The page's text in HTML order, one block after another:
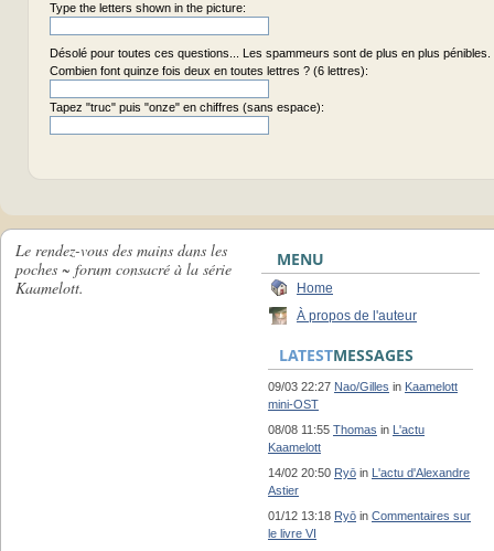
Type the letters shown in the picture:
Désolé pour toutes ces questions... Les spammeurs sont de plus en plus pénibles.
Combien font quinze fois deux en toutes lettres ? (6 lettres):
Tapez "truc" puis "onze" en chiffres (sans espace):
Le rendez-vous des mains dans les
poches ~ forum consacré à la série
Kaamelott.
MENU
Home
À propos de l'auteur
LATESTMESSAGES
09/03 22:27 Nao/Gilles in Kaamelott
mini-OST
08/08 11:55 Thomas in L'actu
Kaamelott
14/02 20:50 Ryō in L'actu d'Alexandre
Astier
01/12 13:18 Ryō in Commentaires sur
le livre VI